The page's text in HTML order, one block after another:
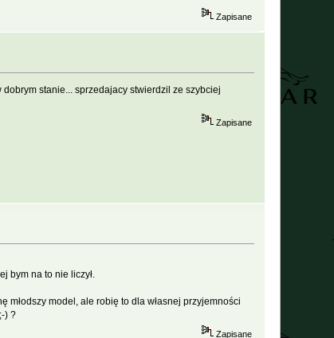
Zapisane
stanie... sprzedajacy stwierdzil ze szybciej
Zapisane
bym na to nie liczył.
model, ale robię to dla własnej przyjemności
) ?
Zapisane